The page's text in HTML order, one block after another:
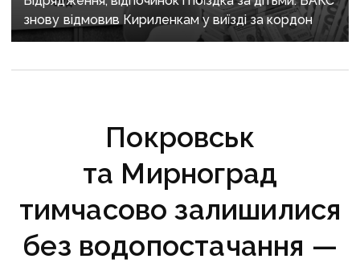
знову відмовив Кириленкам у виїзді за кордон
Покровськ
та Мирноград
тимчасово залишилися
без водопостачання —